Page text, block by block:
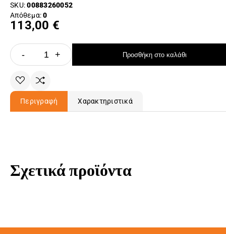
SKU:00883260052
Απόθεμα:0
113,00 €
- + Προσθήκη στο καλάθι
Περιγραφή Χαρακτηριστικά
Σχετικά προϊόντα